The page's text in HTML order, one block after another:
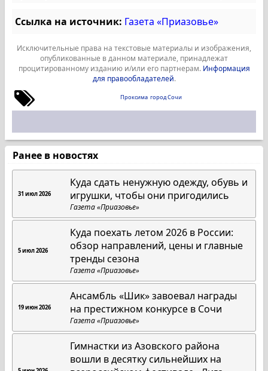
Ссылка на источник: Газета «Приазовье»
Исключительные права на текстовые материалы и изображения,
опубликованные в данном материале, принадлежат
процитированному изданию и/или его партнерам. Информация
для правообладателей.
Проксима город Сочи
Ранее в новостях
31 июл 2026
Куда сдать ненужную одежду, обувь и
игрушки, чтобы они пригодились
Газета «Приазовье»
5 июл 2026
Куда поехать летом 2026 в России:
обзор направлений, цены и главные
тренды сезона
Газета «Приазовье»
19 июн 2026
Ансамбль «Шик» завоевал награды
на престижном конкурсе в Сочи
Газета «Приазовье»
Гимнастки из Азовского района
вошли в десятку сильнейших на